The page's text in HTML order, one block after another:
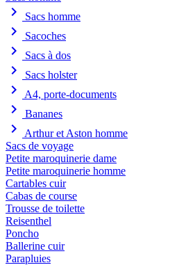
chevron_right Sacs homme
chevron_right Sacoches
chevron_right Sacs à dos
chevron_right Sacs holster
chevron_right A4, porte-documents
chevron_right Bananes
chevron_right
Arthur et Aston homme
Sacs de voyage
Petite maroquinerie dame
Petite maroquinerie homme
Cartables cuir
Cabas de course
Trousse de toilette
Reisenthel
Poncho
Ballerine cuir
Parapluies